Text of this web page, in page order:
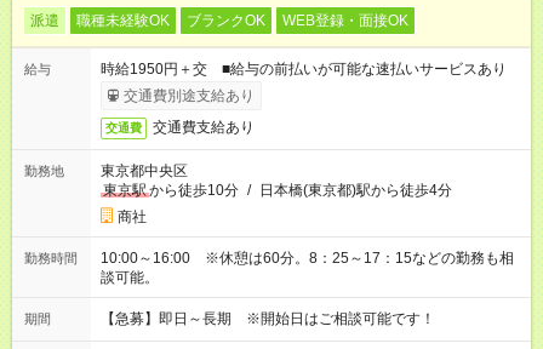
派遣 職種未経験OK ブランクOK WEB登録・面接OK
給与
時給1950円＋交 ■給与の前払いが可能な速払いサービスあり
交通費別途支給あり
交通費 交通費支給あり
勤務地
東京都中央区
東京駅から徒歩10分 / 日本橋(東京都)駅から徒歩4分
商社
勤務時間
10:00～16:00 ※休憩は60分。8：25～17：15などの勤務も相
談可能。
期間 【急募】即日～長期 ※開始日はご相談可能です！